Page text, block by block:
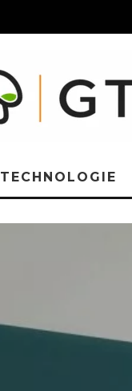
TECHNOLOGIE